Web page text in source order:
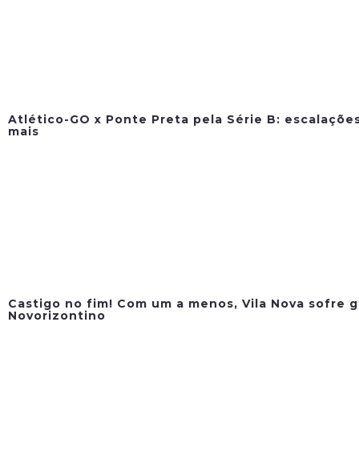
Atlético-GO x Ponte Preta pela Série B:
mais
Castigo no fim! Com um a menos, Vila Nova sofre
Novorizontino